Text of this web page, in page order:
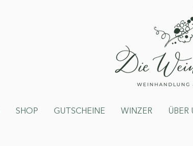
SHOP GUTSCHEINE WINZER ÜBER